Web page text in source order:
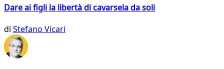
Dare ai figli la libertà di cavarsela da soli
di Stefano Vicari